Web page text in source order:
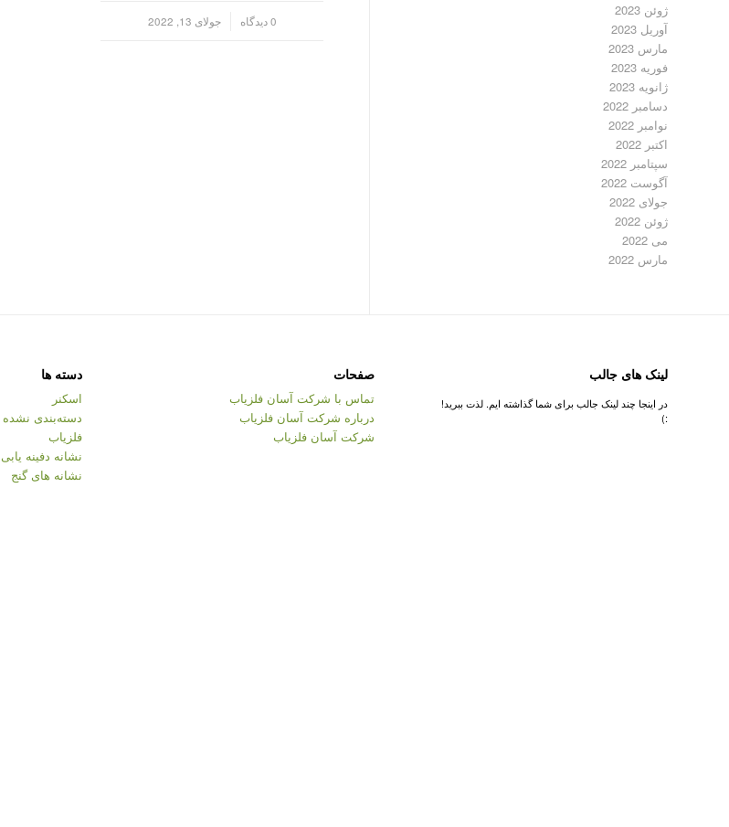
0 دیدگاه جولای 13, 2022
ژوئن 2023
آوریل 2023
مارس 2023
فوریه 2023
ژانویه 2023
دسامبر 2022
نوامبر 2022
اکتبر 2022
سپتامبر 2022
آگوست 2022
جولای 2022
ژوئن 2022
می 2022
مارس 2022
لینک های جالب
در اینجا چند لینک جالب برای شما گذاشته ایم. لذت ببرید!
:)
صفحات
تماس با شرکت آسان فلزیاب
درباره شرکت آسان فلزیاب
شرکت آسان فلزیاب
دسته ها
اسکنر
دسته‌بندی نشده
فلزیاب
نشانه دفینه یابی
نشانه های گنج